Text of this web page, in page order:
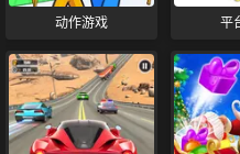
动作游戏 平